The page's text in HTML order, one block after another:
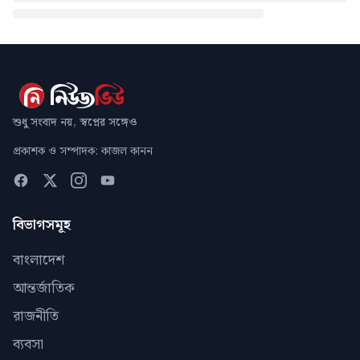
শুধু সংবাদ নয়, স্বপ্নের সঙ্গেও
প্রকাশক ও সম্পাদক: কাজল কানন
বিভাগসমূহ
বাংলাদেশ
আন্তর্জাতিক
রাজনীতি
ব্যবসা